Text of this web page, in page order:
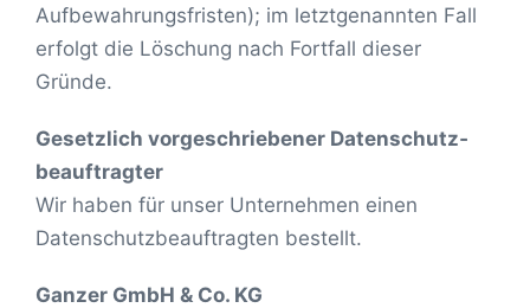
Aufbewahrungsfristen); im letztgenannten Fall
erfolgt die Löschung nach Fortfall dieser
Gründe.
Gesetzlich vorgeschriebener Datenschutz­
beauftragter
Wir haben für unser Unternehmen einen
Datenschutzbeauftragten bestellt.
Ganzer GmbH & Co. KG